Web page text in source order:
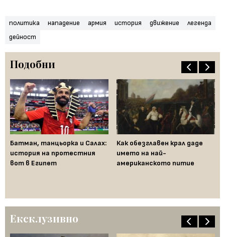
политика нападение армия история движение
легенда
дейност
Подобни
Батман, танцьорка и Салах:
история на протестния
вот в Египет
Как обезглавен крал даде
името на най-
американското питие
Ексклузивно